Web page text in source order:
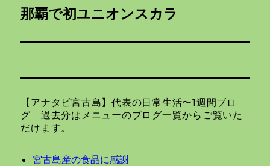
ゲ
ー
ン
次
投
那覇で初ユニオンスカラ
【アナタビ宮古島】代表の日常生活〜1週間ブロ
グ 過去分はメニューのブログ一覧からご覧いた
だけます。
宮古島産の食品に感謝